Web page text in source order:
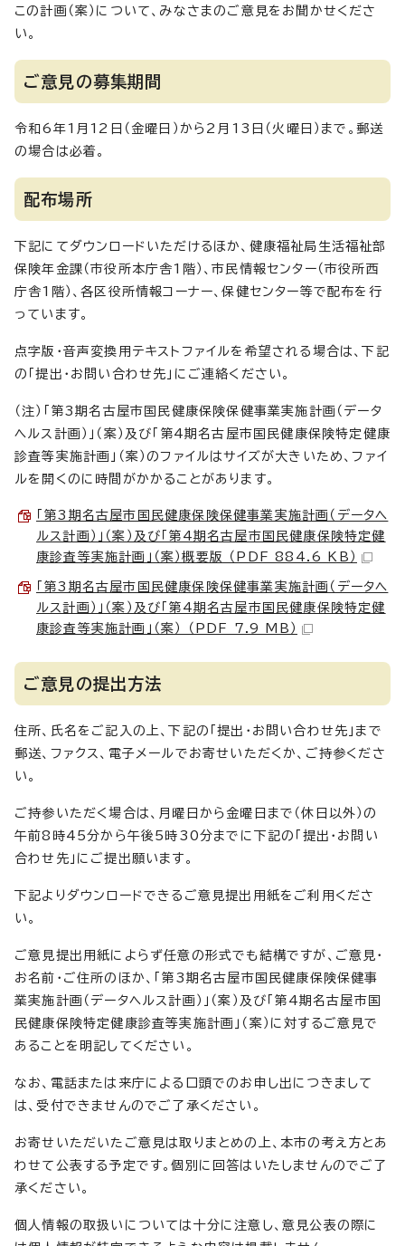
この計画（案）について、みなさまのご意見をお聞かせくださ
い。
ご意見の募集期間
令和6年1月12日（金曜日）から2月13日（火曜日）まで。郵送
の場合は必着。
配布場所
下記にてダウンロードいただけるほか、健康福祉局生活福祉部
保険年金課（市役所本庁舎1階）、市民情報センター（市役所西
庁舎1階）、各区役所情報コーナー、保健センター等で配布を行
っています。
点字版・音声変換用テキストファイルを希望される場合は、下記
の「提出・お問い合わせ先」にご連絡ください。
（注）「第3期名古屋市国民健康保険保健事業実施計画（データ
ヘルス計画）」（案）及び「第4期名古屋市国民健康保険特定健康
診査等実施計画」（案）のファイルはサイズが大きいため、ファイ
ルを開くのに時間がかかることがあります。
「第3期名古屋市国民健康保険保健事業実施計画（データヘ
ルス計画）」（案）及び「第4期名古屋市国民健康保険特定健
康診査等実施計画」（案）概要版 （PDF 884.6 KB）
「第3期名古屋市国民健康保険保健事業実施計画（データヘ
ルス計画）」（案）及び「第4期名古屋市国民健康保険特定健
康診査等実施計画」（案） （PDF 7.9 MB）
ご意見の提出方法
住所、氏名をご記入の上、下記の「提出・お問い合わせ先」まで
郵送、ファクス、電子メールでお寄せいただくか、ご持参くださ
い。
ご持参いただく場合は、月曜日から金曜日まで（休日以外）の
午前8時45分から午後5時30分までに下記の「提出・お問い
合わせ先」にご提出願います。
下記よりダウンロードできるご意見提出用紙をご利用くださ
い。
ご意見提出用紙によらず任意の形式でも結構ですが、ご意見・
お名前・ご住所のほか、「第3期名古屋市国民健康保険保健事
業実施計画（データヘルス計画）」（案）及び「第4期名古屋市国
民健康保険特定健康診査等実施計画」（案）に対するご意見で
あることを明記してください。
なお、電話または来庁による口頭でのお申し出につきまして
は、受付できませんのでご了承ください。
お寄せいただいたご意見は取りまとめの上、本市の考え方とあ
わせて公表する予定です。個別に回答はいたしませんのでご了
承ください。
個人情報の取扱いについては十分に注意し、意見公表の際に